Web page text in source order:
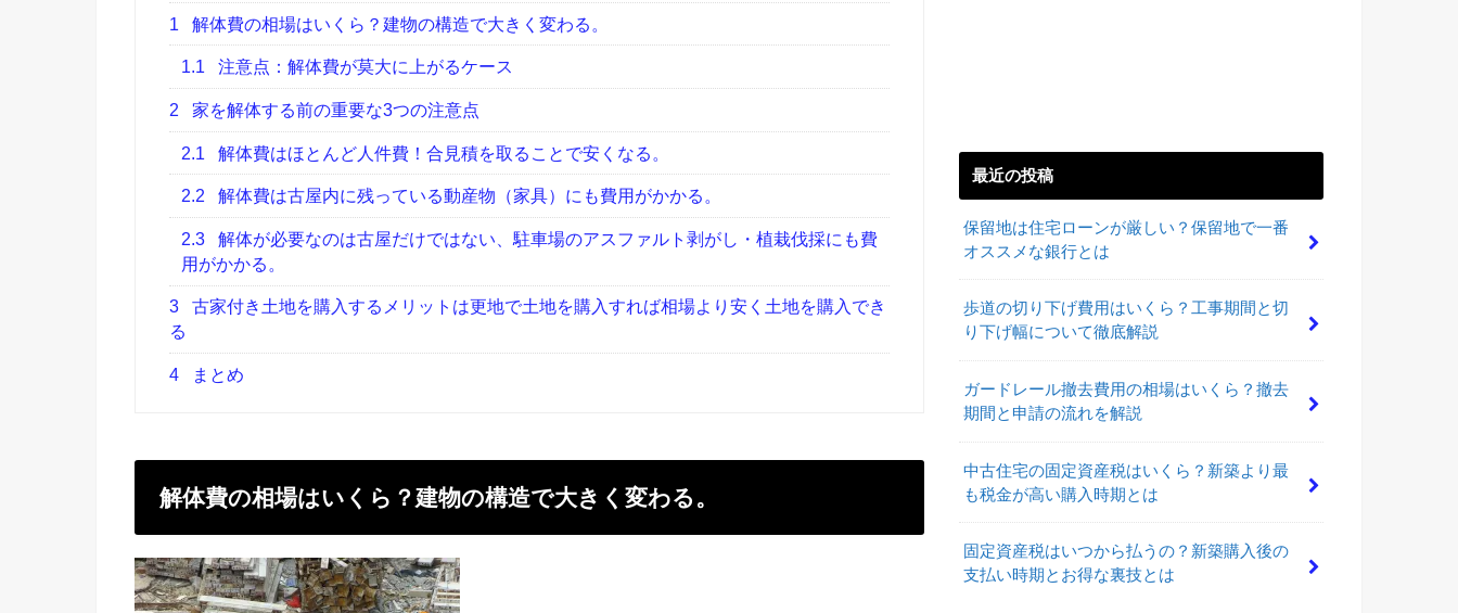
1 解体費の相場はいくら？建物の構造で大きく変わる。
1.1 注意点：解体費が莫大に上がるケース
2 家を解体する前の重要な3つの注意点
2.1 解体費はほとんど人件費！合見積を取ることで安くなる。
2.2 解体費は古屋内に残っている動産物（家具）にも費用がかかる。
2.3
解体が必要なのは古屋だけではない、駐車場のアスファルト剥がし・植栽伐採にも費
用がかかる。
3
古家付き土地を購入するメリットは更地で土地を購入すれば相場より安く土地を購入でき
る
4 まとめ
解体費の相場はいくら？建物の構造で大きく変わる。
最近の投稿
保留地は住宅ローンが厳しい？保留地で一番
オススメな銀行とは
歩道の切り下げ費用はいくら？工事期間と切
り下げ幅について徹底解説
ガードレール撤去費用の相場はいくら？撤去
期間と申請の流れを解説
中古住宅の固定資産税はいくら？新築より最
も税金が高い購入時期とは
固定資産税はいつから払うの？新築購入後の
支払い時期とお得な裏技とは